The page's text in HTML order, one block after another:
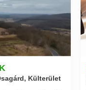
Külterület